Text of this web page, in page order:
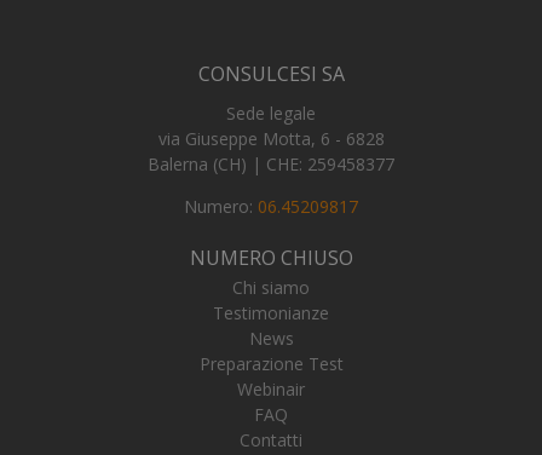
CONSULCESI SA
Sede legale
via Giuseppe Motta, 6 - 6828
Balerna (CH) | CHE: 259458377
Numero: 06.45209817
NUMERO CHIUSO
Chi siamo
Testimonianze
News
Preparazione Test
Webinair
FAQ
Contatti
_ga_FZHNWL9SQ9